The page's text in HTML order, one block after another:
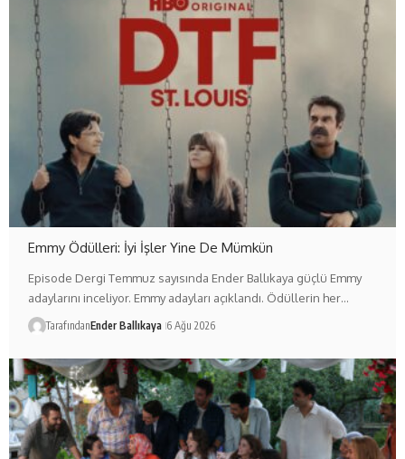
Emmy Ödülleri: İyi İşler Yine De Mümkün
Episode Dergi Temmuz sayısında Ender Ballıkaya güçlü Emmy
adaylarını inceliyor. Emmy adayları açıklandı. Ödüllerin her…
TarafındanEnder Ballıkaya 6 Ağu 2026